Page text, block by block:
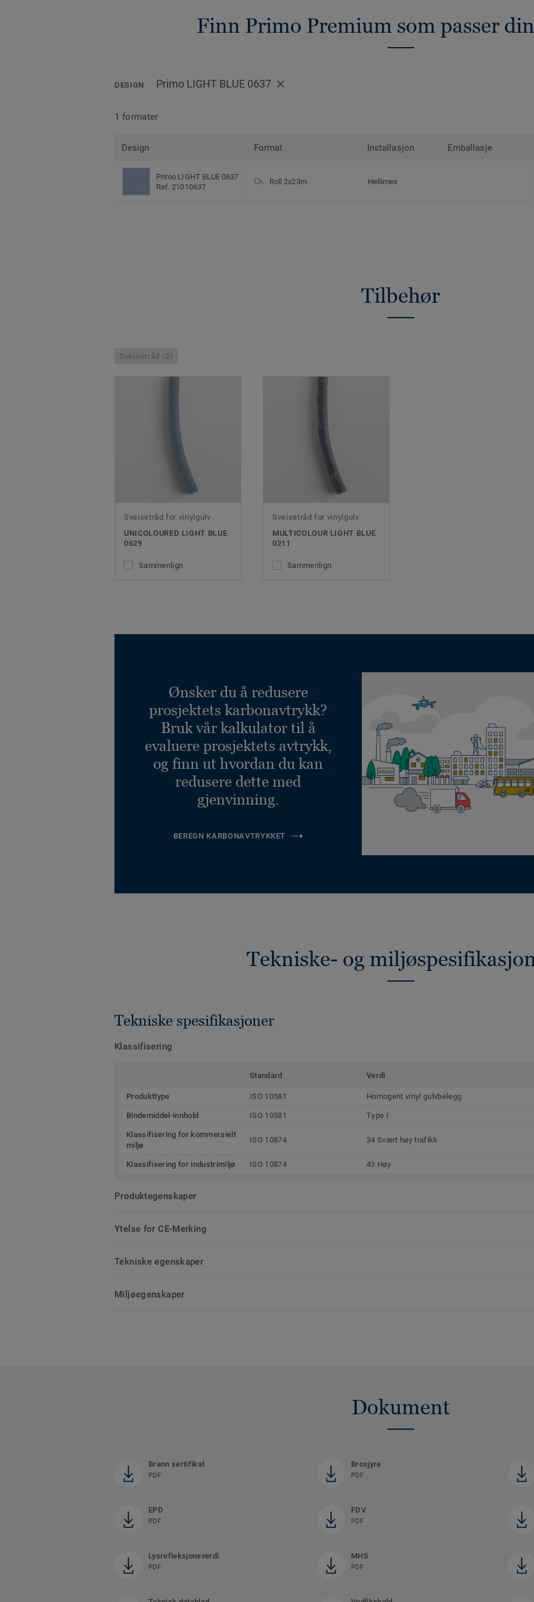
Finn Primo Premium som passer
DESIGN Primo LIGHT BLUE 0637
1 formater
Design Format Installasjon Emballasje
Primo LIGHT BLUE 0637
Ref. 21010637
Roll 2x23m Hellimes
Tilbehør
Sveisetråd (2)
Sveisetråd for vinylgulv
UNICOLOURED LIGHT BLUE
0629
Sammenlign
Sveisetråd for vinylgulv
MULTICOLOUR LIGHT BLUE
0211
Sammenlign
Ønsker du å redusere
prosjektets karbonavtrykk?
Bruk vår kalkulator til å
evaluere prosjektets avtrykk,
og finn ut hvordan du kan
redusere dette med
gjenvinning.
BEREGN KARBONAVTRYKKET
Tekniske- og
Tekniske spesifikasjoner
Klassifisering
Standard Verdi
Produkttype ISO 10581 Homogent vinyl gulvbelegg
Bindemiddel-innhold ISO 10581 Type I
Klassifisering for kommersielt
miljø
ISO 10874 34 Svært høy trafikk
Klassifisering for industrimiljø ISO 10874 43 Høy
Produktegenskaper
Ytelse for CE-Merking
Tekniske egenskaper
Miljøegenskaper
Dokument
Brann sertifikat
PDF
Brosjyre
PDF
EPD
PDF
FDV
PDF
Lysrefleksjonsverdi
PDF
MHS
PDF